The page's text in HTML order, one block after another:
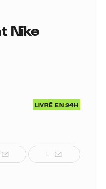
Nike
LIVRÉ EN 24H
L